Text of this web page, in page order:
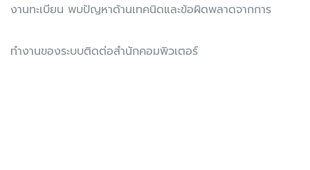
งานทะเบียน พบปัญหาด้านเทคนิดและข้อผิดพลาดจากการ
ทำงานของระบบติดต่อสำนักคอมพิวเตอร์